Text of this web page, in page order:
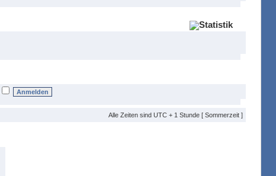
Alle Zeiten sind UTC + 1 Stunde [ Sommerzeit ]